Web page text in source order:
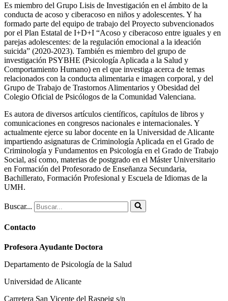
Es miembro del Grupo Lisis de Investigación en el ámbito de la
conducta de acoso y ciberacoso en niños y adolescentes. Y ha
formado parte del equipo de trabajo del Proyecto subvencionados
por el Plan Estatal de I+D+I “Acoso y ciberacoso entre iguales y en
parejas adolescentes: de la regulación emocional a la ideación
suicida” (2020-2023). También es miembro del grupo de
investigación PSYBHE (Psicología Aplicada a la Salud y
Comportamiento Humano) en el que investiga acerca de temas
relacionados con la conducta alimentaria e imagen corporal, y del
Grupo de Trabajo de Trastornos Alimentarios y Obesidad del
Colegio Oficial de Psicólogos de la Comunidad Valenciana.
Es autora de diversos artículos científicos, capítulos de libros y
comunicaciones en congresos nacionales e internacionales. Y
actualmente ejerce su labor docente en la Universidad de Alicante
impartiendo asignaturas de Criminología Aplicada en el Grado de
Criminología y Fundamentos en Psicología en el Grado de Trabajo
Social, así como, materias de postgrado en el Máster Universitario
en Formación del Profesorado de Enseñanza Secundaria,
Bachillerato, Formación Profesional y Escuela de Idiomas de la
UMH.
Buscar...
Contacto
Profesora Ayudante Doctora
Departamento de Psicología de la Salud
Universidad de Alicante
Carretera San Vicente del Raspeig s/n